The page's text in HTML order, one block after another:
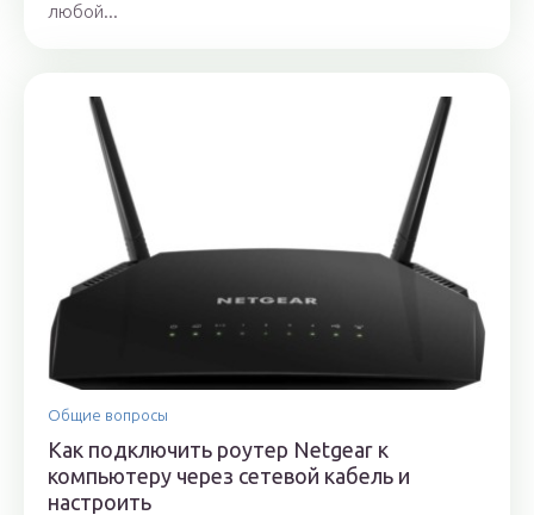
любой...
Общие вопросы
Как подключить роутер Netgear к
компьютеру через сетевой кабель и
настроить